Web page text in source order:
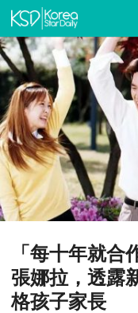
「每十年就
張娜拉，透露
格孩子家長